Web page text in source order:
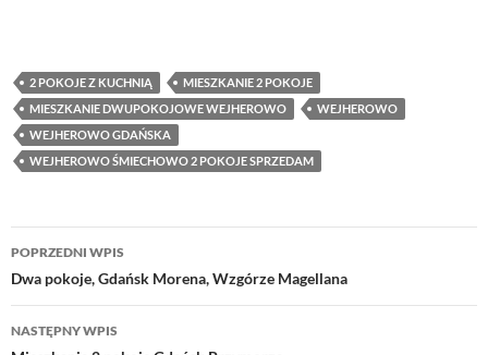
2 POKOJE Z KUCHNIĄ
MIESZKANIE 2 POKOJE
MIESZKANIE DWUPOKOJOWE WEJHEROWO
WEJHEROWO
WEJHEROWO GDAŃSKA
WEJHEROWO ŚMIECHOWO 2 POKOJE SPRZEDAM
Nawigacja
wpisu
POPRZEDNI WPIS
Dwa pokoje, Gdańsk Morena, Wzgórze Magellana
NASTĘPNY WPIS